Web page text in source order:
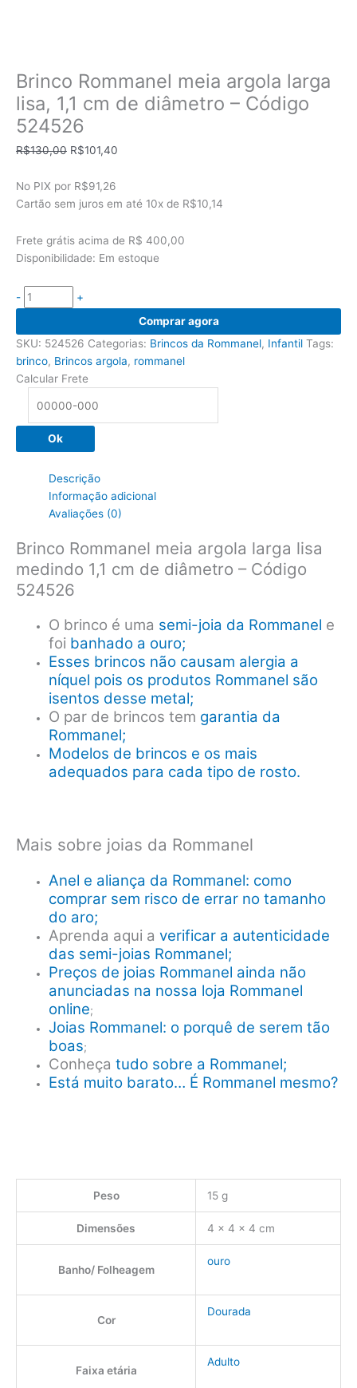
Brinco Rommanel meia argola larga
lisa, 1,1 cm de diâmetro – Código
524526
R$130,00 O
original
era:
R$101,40
é:
No PIX por R$91,26
Cartão sem juros em até 10x de R$10,14
Frete grátis acima de R$ 400,00
Disponibilidade: Em estoque
-
Rommanel
meia
argola
larga
diâmetro
Código
quantidade
+
Comprar agora
SKU: 524526 Categorias: Brincos da Rommanel, Infantil Tags:
brinco, Brincos argola, rommanel
Calcular Frete
Ok
Descrição
Informação adicional
Avaliações (0)
Brinco Rommanel meia argola larga lisa
medindo 1,1 cm de diâmetro – Código
524526
O brinco é uma semi-joia da Rommanel e
foi banhado a ouro;
Esses brincos não causam alergia a
níquel pois os produtos Rommanel são
isentos desse metal;
O par de brincos tem garantia da
Rommanel;
Modelos de brincos e os mais
adequados para cada tipo de rosto.
Mais sobre joias da Rommanel
Anel e aliança da Rommanel: como
comprar sem risco de errar no tamanho
do aro;
Aprenda aqui averificar a autenticidade
das semi-joias Rommanel;
Preços de joias Rommanel ainda não
anunciadas na nossa loja Rommanel
online;
Joias Rommanel: o porquê de serem tão
boas;
Conheçatudo sobre a Rommanel;
Está muito barato… É Rommanel mesmo?
Peso 15 g
Dimensões 4 × 4 × 4 cm
Banho/ Folheagem
ouro
Cor
Dourada
Faixa etária
Adulto